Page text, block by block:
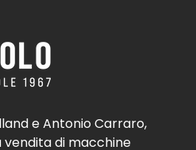
e Antonio Carraro,
vendita di macchine